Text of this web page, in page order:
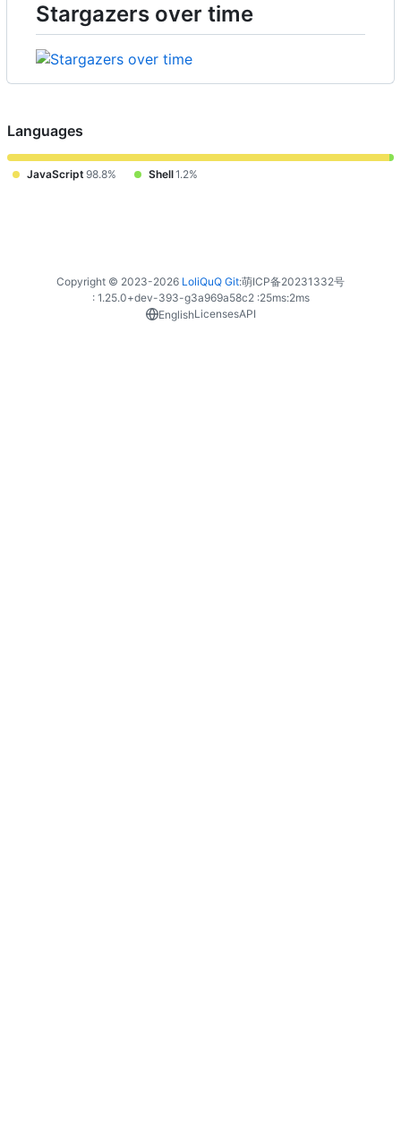
Stargazers over time
Languages
JavaScript 98.8% Shell1.2%
Copyright © 2023-2026 LoliQuQ Git:萌ICP备20231332号
: 1.25.0+dev-393-g3a969a58c2 :25ms:2ms
EnglishLicensesAPI